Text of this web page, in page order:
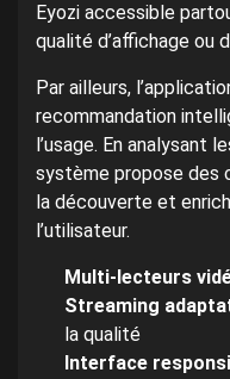
Eyozi accessible
qualité d’affichage ou
Par ailleurs,
recommandation
l’usage. En analysant
système propose des
la découverte et
l’utilisateur.
Multi-lecteurs
Streaming
la qualité
Interface